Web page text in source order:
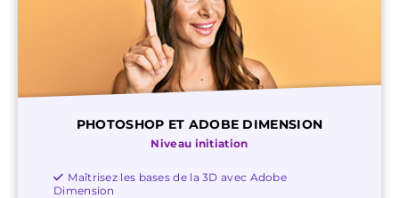
PHOTOSHOP ET ADOBE DIMENSION
Niveau initiation
Maîtrisez les bases de la 3D avec Adobe
Dimension